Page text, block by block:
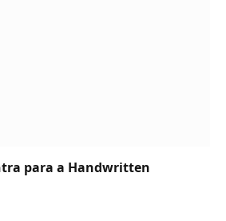
para a Handwritten